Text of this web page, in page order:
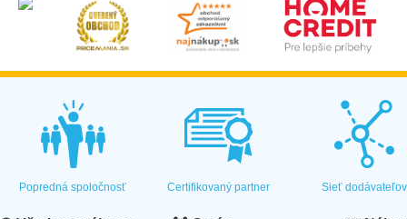
Popredná spoločnosť Certifikovaný partner Sieť dodávateľov